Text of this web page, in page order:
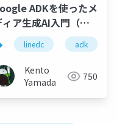
ADKを使ったメ
ィア生成AI入門（概
linedc adk
Kento
Yamada
750